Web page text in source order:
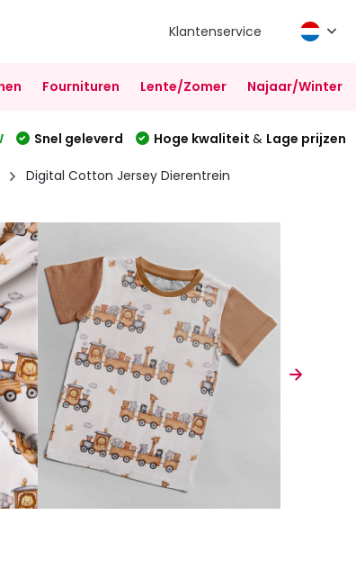
Klantenservice
Fournituren Lente/Zomer Najaar/Winter
Snel geleverd Hoge kwaliteit & Lage prijzen
Digital Cotton Jersey Dierentrein